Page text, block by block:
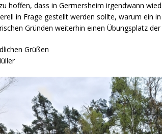
hoffen, dass in Germersheim irgendwann
in Frage gestellt werden sollte, warum ein
Gründen weiterhin einen Übungsplatz
Grüßen